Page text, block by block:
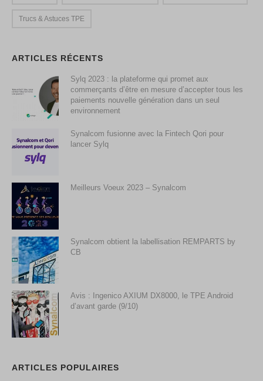
Trucs & Astuces TPE
ARTICLES RÉCENTS
Sylq 2023 : la plateforme qui promet aux
commerçants d’être en mesure d’accepter tous les
paiements nouvelle génération dans un seul
environnement
Synalcom fusionne avec la Fintech Qori pour
lancer Sylq
Meilleurs Voeux 2023 – Synalcom
Synalcom obtient la labellisation REMPARTS by
CB
Avis : Ingenico AXIUM DX8000, le TPE Android
d’avant garde (9/10)
ARTICLES POPULAIRES